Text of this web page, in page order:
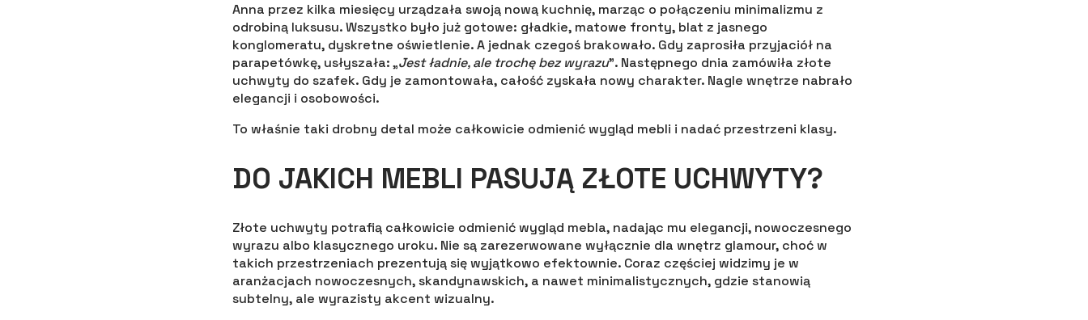
Anna przez kilka miesięcy urządzała swoją nową kuchnię, marząc o połączeniu minimalizmu z
odrobiną luksusu. Wszystko było już gotowe: gładkie, matowe fronty, blat z jasnego
konglomeratu, dyskretne oświetlenie. A jednak czegoś brakowało. Gdy zaprosiła przyjaciół na
parapetówkę, usłyszała: „Jest ładnie, ale trochę bez wyrazu”. Następnego dnia zamówiła złote
uchwyty do szafek. Gdy je zamontowała, całość zyskała nowy charakter. Nagle wnętrze nabrało
elegancji i osobowości.
To właśnie taki drobny detal może całkowicie odmienić wygląd mebli i nadać przestrzeni klasy.
DO JAKICH MEBLI PASUJĄ ZŁOTE UCHWYTY?
Złote uchwyty potrafią całkowicie odmienić wygląd mebla, nadając mu elegancji, nowoczesnego
wyrazu albo klasycznego uroku. Nie są zarezerwowane wyłącznie dla wnętrz glamour, choć w
takich przestrzeniach prezentują się wyjątkowo efektownie. Coraz częściej widzimy je w
aranżacjach nowoczesnych, skandynawskich, a nawet minimalistycznych, gdzie stanowią
subtelny, ale wyrazisty akcent wizualny.